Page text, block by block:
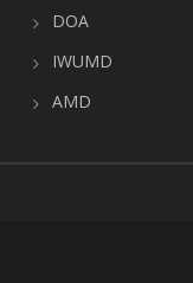
DOA
IWUMD
AMD